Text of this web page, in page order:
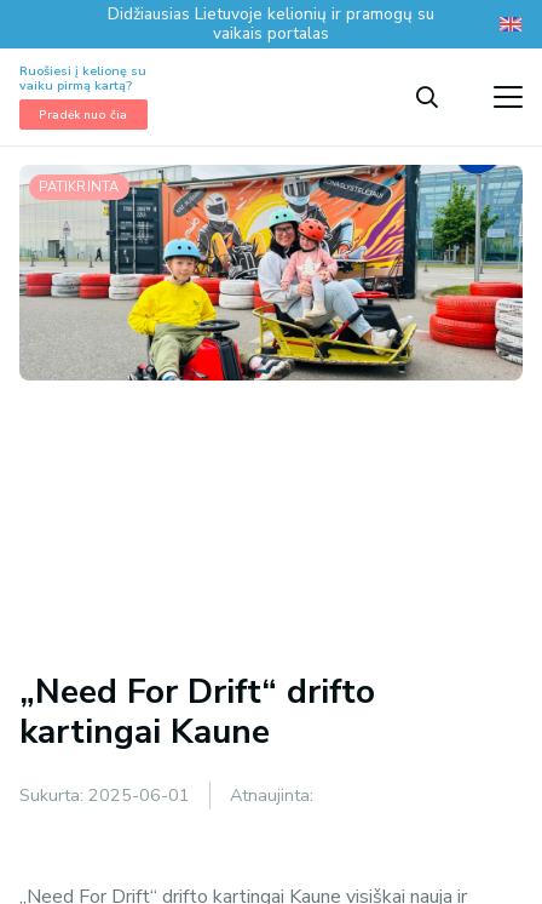
Didžiausias Lietuvoje kelionių ir pramogų su
vaikais portalas
Ruošiesi į kelionę su
vaiku pirmą kartą?
Pradėk nuo čia
PATIKRINTA
„Need For Drift“ drifto
kartingai Kaune
Sukurta: 2025-06-01 Atnaujinta:
„Need For Drift“ drifto kartingai Kaune visiškai nauja ir